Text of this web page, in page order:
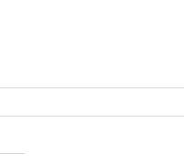
6/26(金)JAクラス雨天中